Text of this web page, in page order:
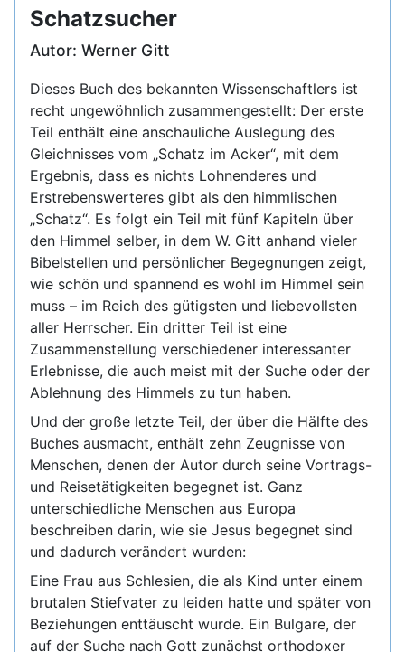
Schatzsucher
Autor: Werner Gitt
Dieses Buch des bekannten Wissenschaftlers ist
recht ungewöhnlich zusammengestellt: Der erste
Teil enthält eine anschauliche Auslegung des
Gleichnisses vom „Schatz im Acker“, mit dem
Ergebnis, dass es nichts Lohnenderes und
Erstrebenswerteres gibt als den himmlischen
„Schatz“. Es folgt ein Teil mit fünf Kapiteln über
den Himmel selber, in dem W. Gitt anhand vieler
Bibelstellen und persönlicher Begegnungen zeigt,
wie schön und spannend es wohl im Himmel sein
muss – im Reich des gütigsten und liebevollsten
aller Herrscher. Ein dritter Teil ist eine
Zusammenstellung verschiedener interessanter
Erlebnisse, die auch meist mit der Suche oder der
Ablehnung des Himmels zu tun haben.
Und der große letzte Teil, der über die Hälfte des
Buches ausmacht, enthält zehn Zeugnisse von
Menschen, denen der Autor durch seine Vortrags-
und Reisetätigkeiten begegnet ist. Ganz
unterschiedliche Menschen aus Europa
beschreiben darin, wie sie Jesus begegnet sind
und dadurch verändert wurden:
Eine Frau aus Schlesien, die als Kind unter einem
brutalen Stiefvater zu leiden hatte und später von
Beziehungen enttäuscht wurde. Ein Bulgare, der
auf der Suche nach Gott zunächst orthodoxer